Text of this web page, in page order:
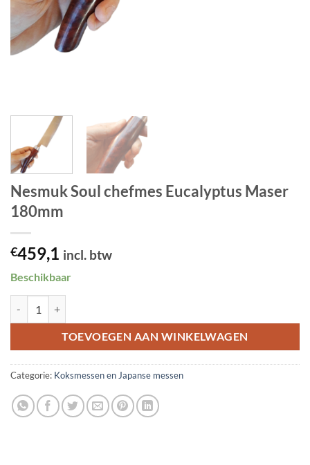
Nesmuk Soul chefmes Eucalyptus Maser
180mm
€459,1 incl. btw
Beschikbaar
TOEVOEGEN AAN WINKELWAGEN
Categorie: Koksmessen en Japanse messen